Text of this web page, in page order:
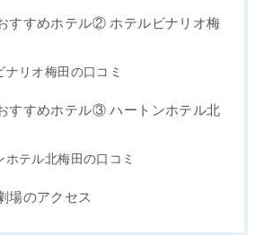
すすめホテル② ホテルビナリオ梅
ナリオ梅田の口コミ
すすめホテル③ ハートンホテル北
ホテル北梅田の口コミ
場のアクセス